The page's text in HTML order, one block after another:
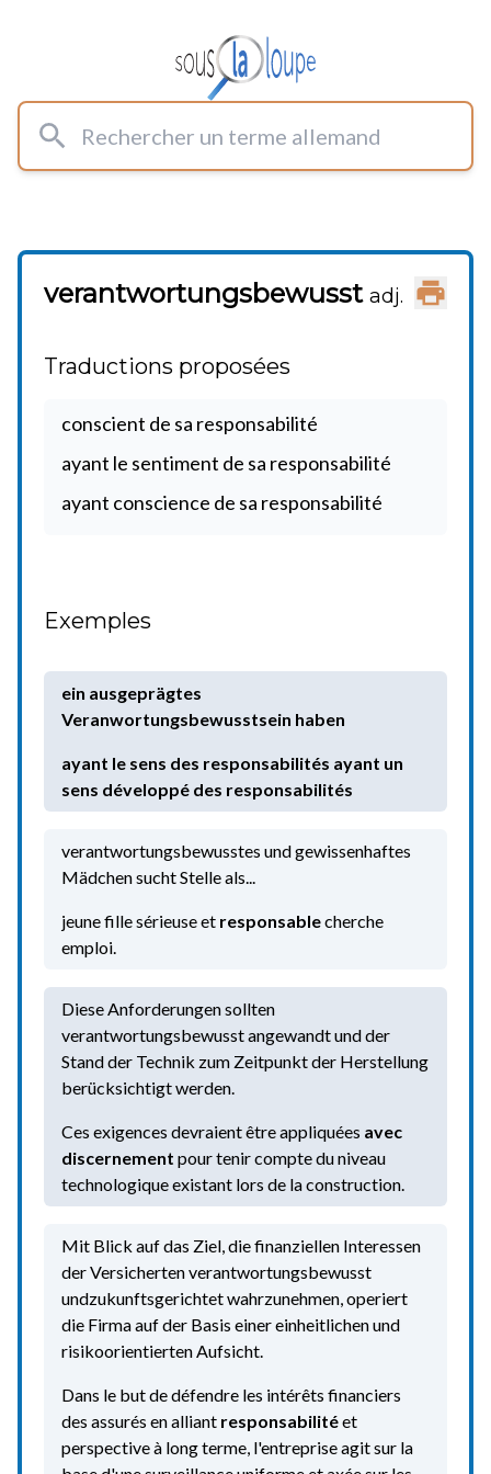
Rechercher un terme allemand
verantwortungsbewusst adj.
Traductions proposées
conscient de sa responsabilité
ayant le sentiment de sa responsabilité
ayant conscience de sa responsabilité
Exemples
ein ausgeprägtes
Veranwortungsbewusstsein haben
ayant le sens des responsabilités ayant un
sens développé des responsabilités
verantwortungsbewusstes und gewissenhaftes
Mädchen sucht Stelle als...
jeune fille sérieuse et responsablecherche
emploi.
Diese Anforderungen sollten
verantwortungsbewusst angewandt und der
Stand der Technik zum Zeitpunkt der Herstellung
berücksichtigt werden.
Ces exigences devraient être appliquées avec
discernement pour tenir compte du niveau
technologique existant lors de la construction.
Mit Blick auf das Ziel, die finanziellen Interessen
der Versicherten verantwortungsbewusst
undzukunftsgerichtet wahrzunehmen, operiert
die Firma auf der Basis einer einheitlichen und
risikoorientierten Aufsicht.
Dans le but de défendre les intérêts financiers
des assurés en alliant responsabilitéet
perspective à long terme, l'entreprise agit sur la